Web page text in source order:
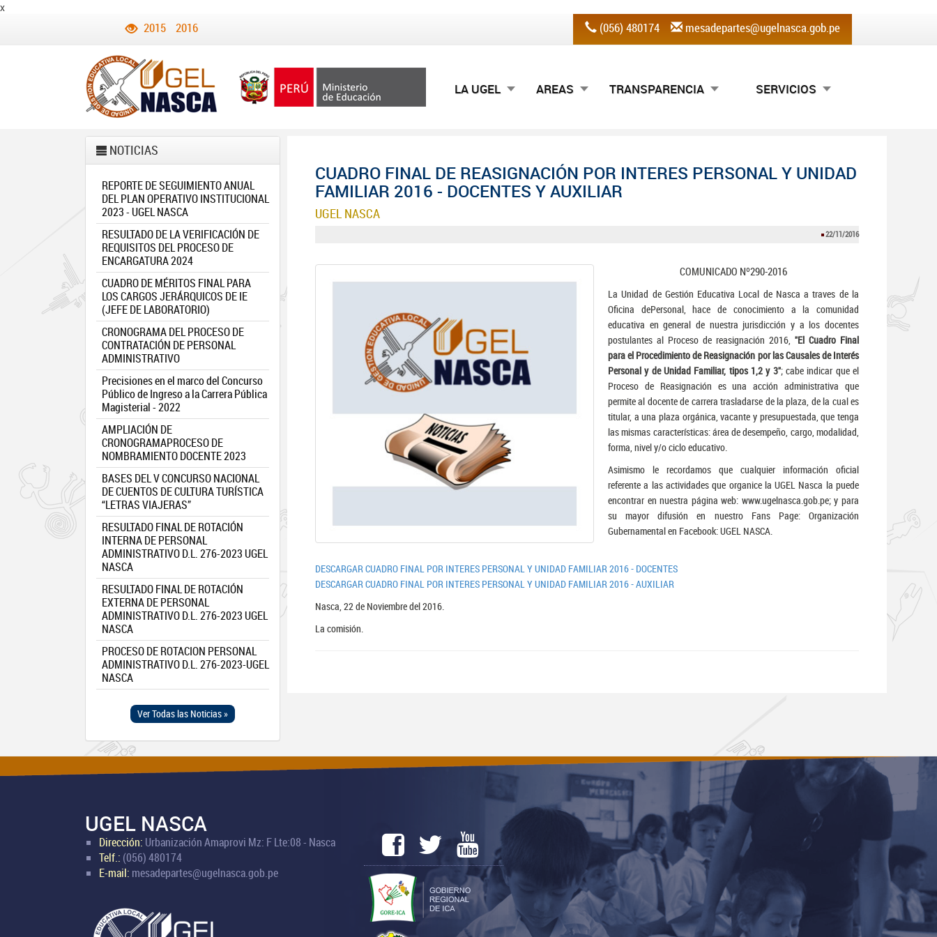
x
2015 2016 (056) 480174 mesadepartes@ugelnasca.gob.pe
LA UGEL AREAS TRANSPARENCIA SERVICIOS
NOTICIAS
REPORTE DE SEGUIMIENTO ANUAL
DEL PLAN OPERATIVO INSTITUCIONAL
2023 - UGEL NASCA
RESULTADO DE LA VERIFICACIÓN DE
REQUISITOS DEL PROCESO DE
ENCARGATURA 2024
CUADRO DE MÉRITOS FINAL PARA
LOS CARGOS JERÁRQUICOS DE IE
(JEFE DE LABORATORIO)
CRONOGRAMA DEL PROCESO DE
CONTRATACIÓN DE PERSONAL
ADMINISTRATIVO
Precisiones en el marco del Concurso
Público de Ingreso a la Carrera Pública
Magisterial - 2022
AMPLIACIÓN DE
CRONOGRAMAPROCESO DE
NOMBRAMIENTO DOCENTE 2023
BASES DEL V CONCURSO NACIONAL
DE CUENTOS DE CULTURA TURÍSTICA
“LETRAS VIAJERAS”
RESULTADO FINAL DE ROTACIÓN
INTERNA DE PERSONAL
ADMINISTRATIVO D.L. 276-2023 UGEL
NASCA
RESULTADO FINAL DE ROTACIÓN
EXTERNA DE PERSONAL
ADMINISTRATIVO D.L. 276-2023 UGEL
NASCA
PROCESO DE ROTACION PERSONAL
ADMINISTRATIVO D.L. 276-2023-UGEL
NASCA
Ver Todas las Noticias »
CUADRO FINAL DE REASIGNACIÓN POR INTERES PERSONAL Y UNIDAD
FAMILIAR 2016 - DOCENTES Y AUXILIAR
UGEL NASCA
22/11/2016
COMUNICADO Nº290-2016
La Unidad de Gestión Educativa Local de Nasca a traves de la
Oficina dePersonal, hace de conocimiento a la comunidad
educativa en general de nuestra jurisdicción y a los docentes
postulantes al Proceso de reasignación 2016, "El Cuadro Final
para el Procedimiento de Reasignación por las Causales de Interés
Personal y de Unidad Familiar, tipos 1,2 y 3"; cabe indicar que el
Proceso de Reasignación es una acción administrativa que
permite al docente de carrera trasladarse de la plaza, de la cual es
titular, a una plaza orgánica, vacante y presupuestada, que tenga
las mismas características: área de desempeño, cargo, modalidad,
forma, nivel y/o ciclo educativo.
Asimismo le recordamos que cualquier información oficial
referente a las actividades que organice la UGEL Nasca la puede
encontrar en nuestra página web: www.ugelnasca.gob.pe; y para
su mayor difusión en nuestro Fans Page: Organización
Gubernamental en Facebook: UGEL NASCA.
DESCARGAR CUADRO FINAL POR INTERES PERSONAL Y UNIDAD FAMILIAR 2016 - DOCENTES
DESCARGAR CUADRO FINAL POR INTERES PERSONAL Y UNIDAD FAMILIAR 2016 - AUXILIAR
Nasca, 22 de Noviembre del 2016.
La comisión.
UGEL NASCA
Dirección: Urbanización Amaprovi Mz: F Lte:08 - Nasca
Telf.: (056) 480174
E-mail: mesadepartes@ugelnasca.gob.pe